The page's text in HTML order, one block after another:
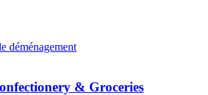
déménagement
& Groceries